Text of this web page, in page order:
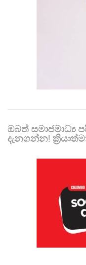
ඔබත් සමාජමාධ්‍ය
දැනගන්න!